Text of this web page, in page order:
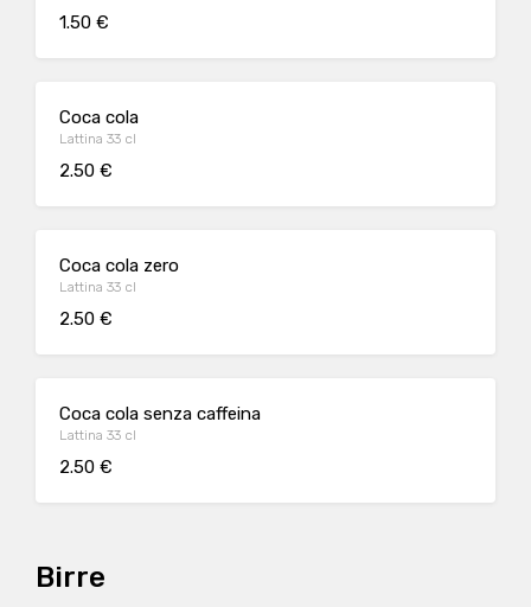
1.50 €
Coca cola
Lattina 33 cl
2.50 €
Coca cola zero
Lattina 33 cl
2.50 €
Coca cola senza caffeina
Lattina 33 cl
2.50 €
Birre